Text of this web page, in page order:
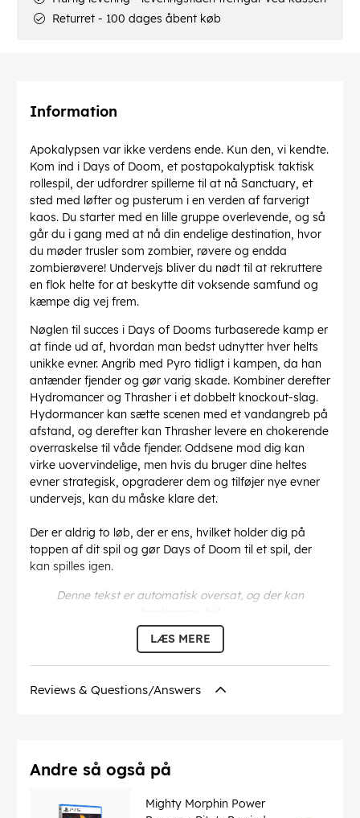
Returret - 100 dages åbent køb
Information
Apokalypsen var ikke verdens ende. Kun den, vi kendte.
Kom ind i Days of Doom, et postapokalyptisk taktisk
rollespil, der udfordrer spillerne til at nå Sanctuary, et
sted med løfter og pusterum i en verden af farverigt
kaos. Du starter med en lille gruppe overlevende, og så
går du i gang med at nå din endelige destination, hvor
du møder trusler som zombier, røvere og endda
zombierøvere! Undervejs bliver du nødt til at rekruttere
en flok helte for at beskytte dit voksende samfund og
kæmpe dig vej frem.
Nøglen til succes i Days of Dooms turbaserede kamp er
at finde ud af, hvordan man bedst udnytter hver helts
unikke evner. Angrib med Pyro tidligt i kampen, da han
antænder fjender og gør varig skade. Kombiner derefter
Hydromancer og Thrasher i et dobbelt knockout-slag.
Hydormancer kan sætte scenen med et vandangreb på
afstand, og derefter kan Thrasher levere en chokerende
overraskelse til våde fjender. Oddsene mod dig kan
virke uovervindelige, men hvis du bruger dine heltes
evner strategisk, opgraderer dem og tilføjer nye evner
undervejs, kan du måske klare det.
Der er aldrig to løb, der er ens, hvilket holder dig på
toppen af dit spil og gør Days of Doom til et spil, der
kan spilles igen.
Denne tekst er automatisk oversat, og der kan
LÆS MERE
Reviews & Questions/Answers
Andre så også på
Mighty Morphin Power